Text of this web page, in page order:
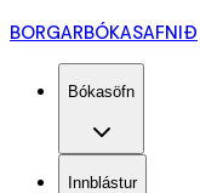
BORGARBÓKASAFNIÐ
Bókasöfn
Innblástur